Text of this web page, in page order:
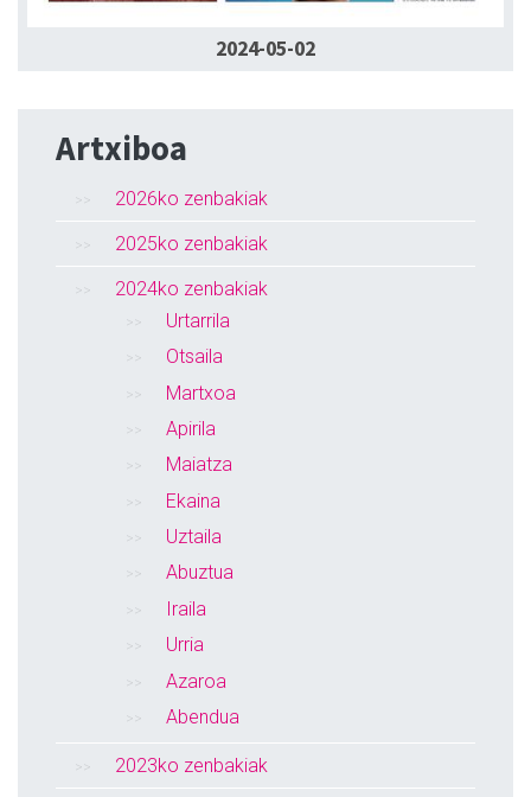
2024-05-02
Artxiboa
2026ko zenbakiak
2025ko zenbakiak
2024ko zenbakiak
Urtarrila
Otsaila
Martxoa
Apirila
Maiatza
Ekaina
Uztaila
Abuztua
Iraila
Urria
Azaroa
Abendua
2023ko zenbakiak